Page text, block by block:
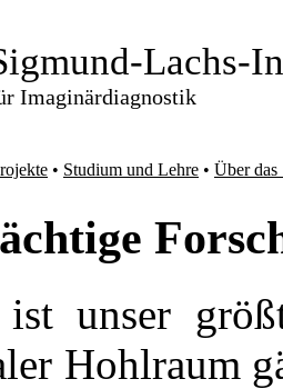
Lachs-
Imaginärdiagnostik
• Studium und Lehre • Über
unser
Hohlraum